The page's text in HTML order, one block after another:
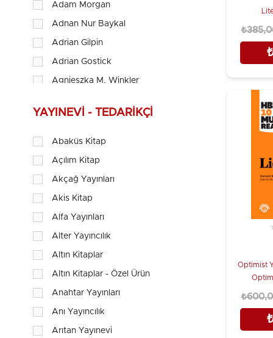
Adam Morgan
Adnan Nur Baykal
Adrian Gilpin
Adrian Gostick
Agnieszka M. Winkler
Ahmet Şerif İzgören
Akın Başal
Al Pittampalli
Al Ries
Alan Axelrod
Albert J. Bernstein
Albert Laszlo Barabasi
Alexander Kjerulf
Ali Akdemir
Ali Coşkun
Ali Dölek
Ali Özergin
YAYINEVI - TEDARIKÇI
Abaküs Kitap
Açılım Kitap
Akçağ Yayınları
Akis Kitap
Alfa Yayınları
Alter Yayıncılık
Altın Kitaplar
Altın Kitaplar - Özel Ürün
Anahtar Yayınları
Anı Yayıncılık
Arıtan Yayınevi
Optimist